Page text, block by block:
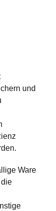
und
Ware
die